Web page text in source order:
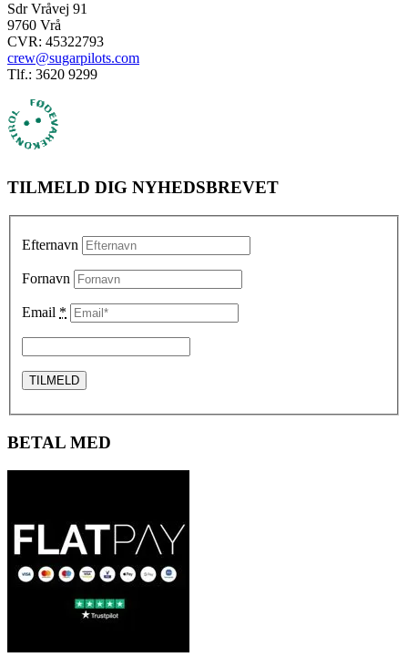
Sdr Vråvej 91
9760 Vrå
CVR: 45322793
crew@sugarpilots.com
Tlf.: 3620 9299
TILMELD DIG NYHEDSBREVET
Efternavn
Fornavn
Email *
BETAL MED